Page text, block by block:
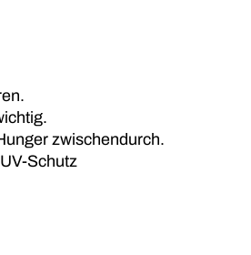
zwischendurch.
Schutz